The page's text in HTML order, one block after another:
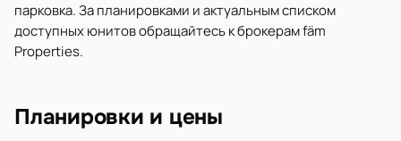
парковка. За планировками и актуальным списком
доступных юнитов обращайтесь к брокерам fäm
Properties.
Планировки и цены